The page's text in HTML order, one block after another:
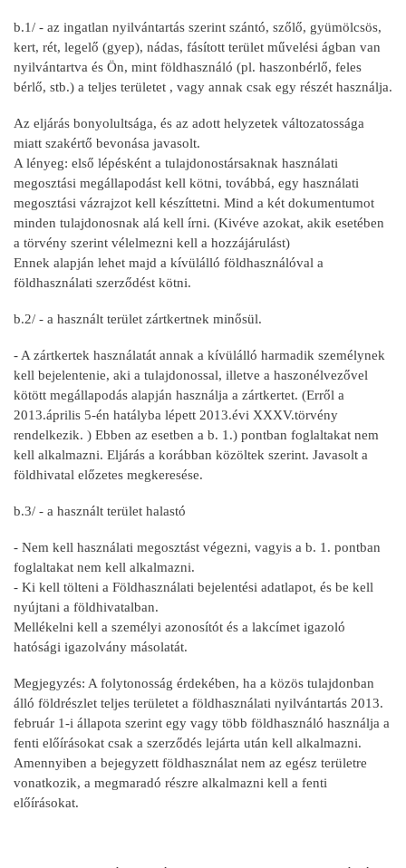
b.1/ - az ingatlan nyilvántartás szerint szántó, szőlő, gyümölcsös,
kert, rét, legelő (gyep), nádas, fásított terület művelési ágban van
nyilvántartva és Ön, mint földhasználó (pl. haszonbérlő, feles
bérlő, stb.) a teljes területet , vagy annak csak egy részét használja.
Az eljárás bonyolultsága, és az adott helyzetek változatossága
miatt szakértő bevonása javasolt.
A lényeg: első lépésként a tulajdonostársaknak használati
megosztási megállapodást kell kötni, továbbá, egy használati
megosztási vázrajzot kell készíttetni. Mind a két dokumentumot
minden tulajdonosnak alá kell írni. (Kivéve azokat, akik esetében
a törvény szerint vélelmezni kell a hozzájárulást)
Ennek alapján lehet majd a kívülálló földhasználóval a
földhasználati szerződést kötni.
b.2/ - a használt terület zártkertnek minősül.
- A zártkertek használatát annak a kívülálló harmadik személynek
kell bejelentenie, aki a tulajdonossal, illetve a haszonélvezővel
kötött megállapodás alapján használja a zártkertet. (Erről a
2013.április 5-én hatályba lépett 2013.évi XXXV.törvény
rendelkezik. ) Ebben az esetben a b. 1.) pontban foglaltakat nem
kell alkalmazni. Eljárás a korábban közöltek szerint. Javasolt a
földhivatal előzetes megkeresése.
b.3/ - a használt terület halastó
- Nem kell használati megosztást végezni, vagyis a b. 1. pontban
foglaltakat nem kell alkalmazni.
- Ki kell tölteni a Földhasználati bejelentési adatlapot, és be kell
nyújtani a földhivatalban.
Mellékelni kell a személyi azonosítót és a lakcímet igazoló
hatósági igazolvány másolatát.
Megjegyzés: A folytonosság érdekében, ha a közös tulajdonban
álló földrészlet teljes területet a földhasználati nyilvántartás 2013.
február 1-i állapota szerint egy vagy több földhasználó használja a
fenti előírásokat csak a szerződés lejárta után kell alkalmazni.
Amennyiben a bejegyzett földhasználat nem az egész területre
vonatkozik, a megmaradó részre alkalmazni kell a fenti
előírásokat.